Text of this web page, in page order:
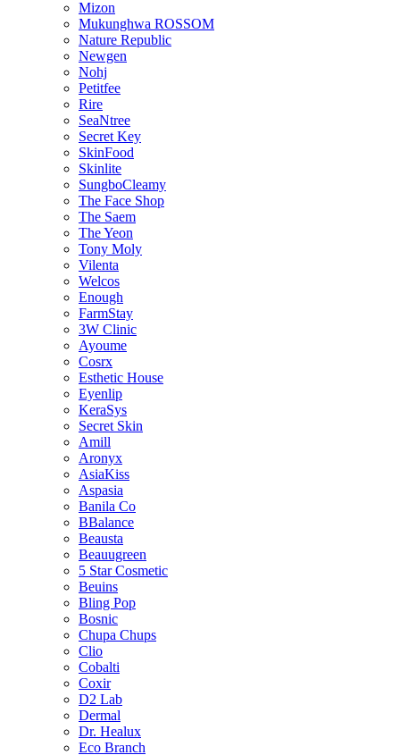
Mizon
Mukunghwa ROSSOM
Nature Republic
Newgen
Nohj
Petitfee
Rire
SeaNtree
Secret Key
SkinFood
Skinlite
SungboCleamy
The Face Shop
The Saem
The Yeon
Tony Moly
Vilenta
Welcos
Enough
FarmStay
3W Clinic
Ayoume
Cosrx
Esthetic House
Eyenlip
KeraSys
Secret Skin
Amill
Aronyx
AsiaKiss
Aspasia
Banila Co
BBalance
Beausta
Beauugreen
5 Star Cosmetic
Beuins
Bling Pop
Bosnic
Chupa Chups
Clio
Cobalti
Coxir
D2 Lab
Dermal
Dr. Healux
Eco Branch